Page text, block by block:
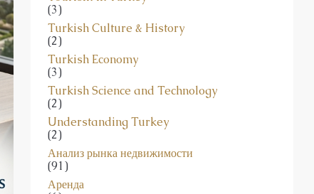
Tourism in Turkey
(3)
Turkish Culture & History
(2)
Turkish Economy
(3)
Turkish Science and Technology
(2)
Understanding Turkey
(2)
Анализ рынка недвижимости
(91)